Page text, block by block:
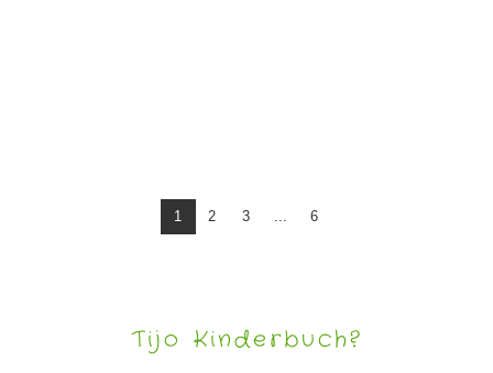
1 2 3 6
Tijo Kinderbuch?